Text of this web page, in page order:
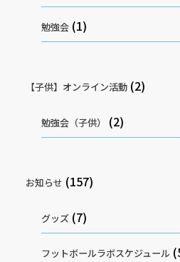
勉強会 (1)
【子供】オンライン活動(2)
勉強会（子供） (2)
お知らせ (157)
グッズ (7)
フットボールラボスケジュール